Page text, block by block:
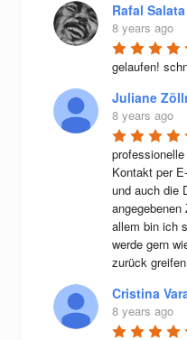
Rafal Salata
8 years ago
gelaufen!
Juliane
8 years ago
Kontakt per
und auch die
allem bin ich
werde gern
zurück
Cristina
8 years ago